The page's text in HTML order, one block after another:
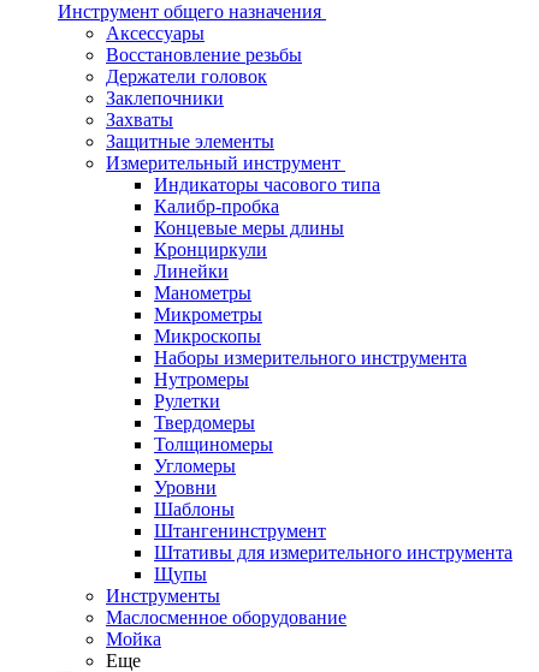
Инструмент общего назначения
Аксессуары
Восстановление резьбы
Держатели головок
Заклепочники
Захваты
Защитные элементы
Измерительный инструмент
Индикаторы часового типа
Калибр-пробка
Концевые меры длины
Кронциркули
Линейки
Манометры
Микрометры
Микроскопы
Наборы измерительного инструмента
Нутромеры
Рулетки
Твердомеры
Толщиномеры
Угломеры
Уровни
Шаблоны
Штангенинструмент
Штативы для измерительного инструмента
Щупы
Инструменты
Маслосменное оборудование
Мойка
Еще